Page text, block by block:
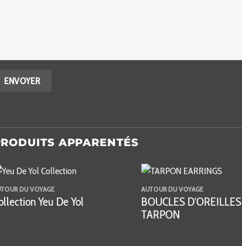
APPARENTÉS
DU VOYAGE
Yeu De Yol
AUTOUR DU VOYAGE
BOUCLES D'OREILLES
TARPON